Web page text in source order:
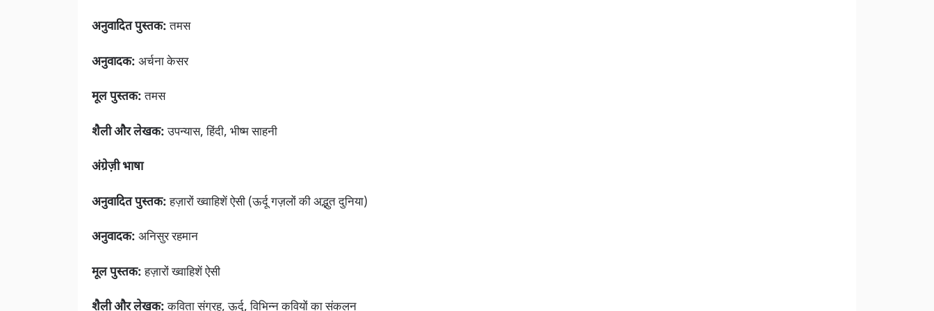
अनुवादित पुस्तक:तमस
अनुवादक: अर्चना केसर
मूल पुस्तक:तमस
शैली और लेखक:उपन्यास, हिंदी, भीष्म साहनी
अंग्रेज़ी भाषा
अनुवादित पुस्तक:हज़ारों ख्वाहिशें ऐसी (ऊर्दू गज़लों की अद्भुत दुनिया)
अनुवादक: अनिसुर रहमान
मूल पुस्तक:हज़ारों ख्वाहिशें ऐसी
शैली और लेखक:कविता संग्रह, ऊर्दू, विभिन्न कवियों का संकलन